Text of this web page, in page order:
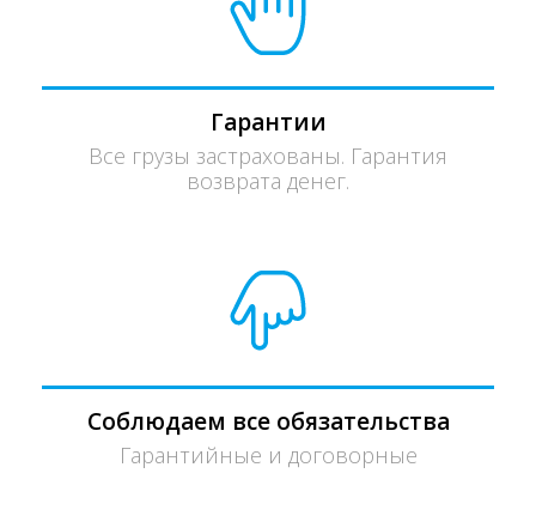
Гарантии
Все грузы застрахованы. Гарантия
возврата денег.
Соблюдаем все обязательства
Гарантийные и договорные